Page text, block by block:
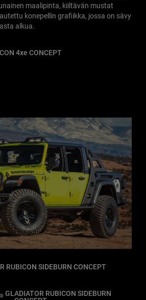
maalipinta, kiiltävän mustat
konepellin grafiikka, jossa on sävy
alkua.
4xe CONCEPT
RUBICON SIDEBURN CONCEPT
® GLADIATOR RUBICON SIDEBURN